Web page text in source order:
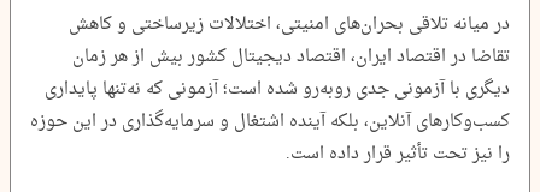
در میانه تلاقی بحران‌های امنیتی، اختلالات زیرساختی و کاهش
تقاضا در اقتصاد ایران، اقتصاد دیجیتال کشور بیش از هر زمان
دیگری با آزمونی جدی روبه‌رو شده است؛ آزمونی که نه‌تنها پایداری
کسب‌وکارهای آنلاین، بلکه آینده اشتغال و سرمایه‌گذاری در این حوزه
را نیز تحت تأثیر قرار داده است.